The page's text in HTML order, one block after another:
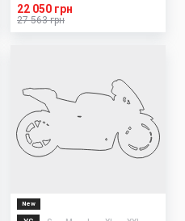
27 563 грн
22 050 грн
New